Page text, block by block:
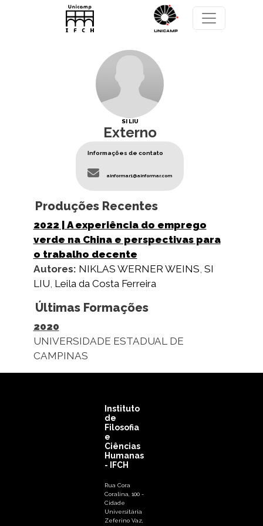
Pular para o conteúdo principal
SI LIU
Externo
Informações de contato
ainformar1@ainformar.com
Produções Recentes
2022 | A experiência do emprego
verde na China e perspectivas para
o trabalho decente
Autores: NIKLAS WERNER WEINS SI
LIU Leila da Costa Ferreira
Últimas Formações
2020
UNIVERSIDADE ESTADUAL DE
CAMPINAS
Instituto
de
Filosofia
e
Ciências
Humanas
- IFCH
Rua Cora
Coralina, 100 -
Cidade
Universitária
Zeferino Vaz,